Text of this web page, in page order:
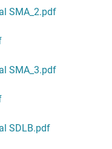
SMA_2.pdf
SMA_3.pdf
SDLB.pdf